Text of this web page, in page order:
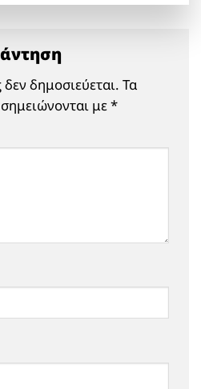
δημοσιεύεται. Τα
με*